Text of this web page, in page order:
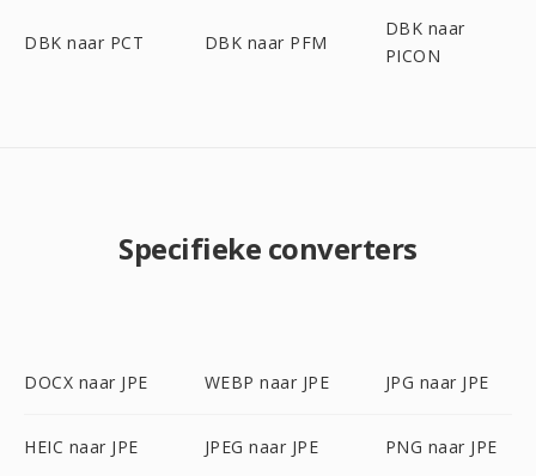
DBK naar PCT DBK naar PFM
DBK naar
PICON
Specifieke converters
DOCX naar JPE WEBP naar JPE JPG naar JPE
HEIC naar JPE JPEG naar JPE PNG naar JPE